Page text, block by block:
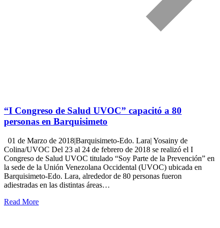
“I Congreso de Salud UVOC” capacitó a 80
personas en Barquisimeto
01 de Marzo de 2018|Barquisimeto-Edo. Lara| Yosainy de
Colina/UVOC Del 23 al 24 de febrero de 2018 se realizó el I
Congreso de Salud UVOC titulado “Soy Parte de la Prevención” en
la sede de la Unión Venezolana Occidental (UVOC) ubicada en
Barquisimeto-Edo. Lara, alrededor de 80 personas fueron
adiestradas en las distintas áreas…
Read More